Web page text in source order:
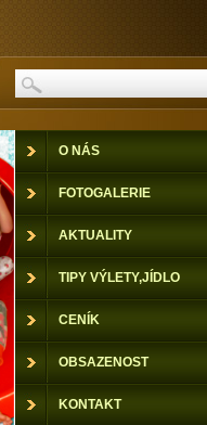
O NÁS
FOTOGALERIE
AKTUALITY
TIPY VÝLETY,JÍDLO
CENÍK
OBSAZENOST
KONTAKT